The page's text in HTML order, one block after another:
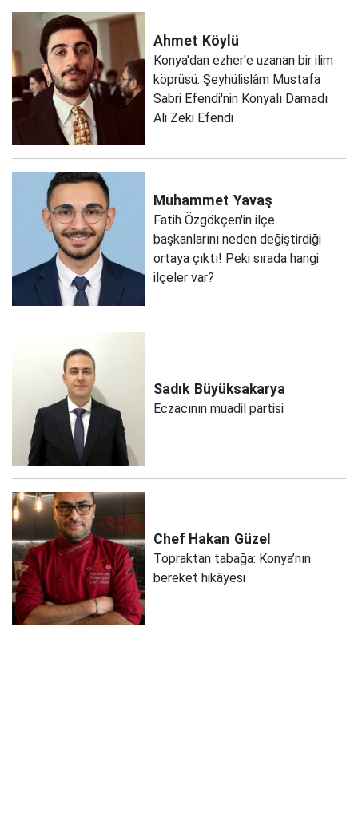
Ahmet Köylü
Konya'dan ezher'e uzanan bir ilim
köprüsü: Şeyhülislâm Mustafa
Sabri Efendi'nin Konyalı Damadı
Ali Zeki Efendi
Muhammet Yavaş
Fatih Özgökçen'in ilçe
başkanlarını neden değiştirdiği
ortaya çıktı! Peki sırada hangi
ilçeler var?
Sadık Büyüksakarya
Eczacının muadil partisi
Chef Hakan Güzel
Topraktan tabağa: Konya’nın
bereket hikâyesi